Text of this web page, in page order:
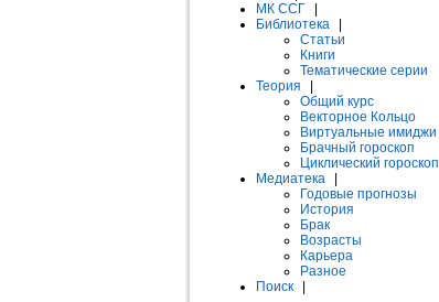
МК ССГ
Библиотека
Статьи
Книги
Тематические серии
Теория
Общий курс
Векторное Кольцо
Виртуальные имиджи
Брачный гороскоп
Циклический гороскоп
Медиатека
Годовые прогнозы
История
Брак
Возрасты
Карьера
Разное
Поиск